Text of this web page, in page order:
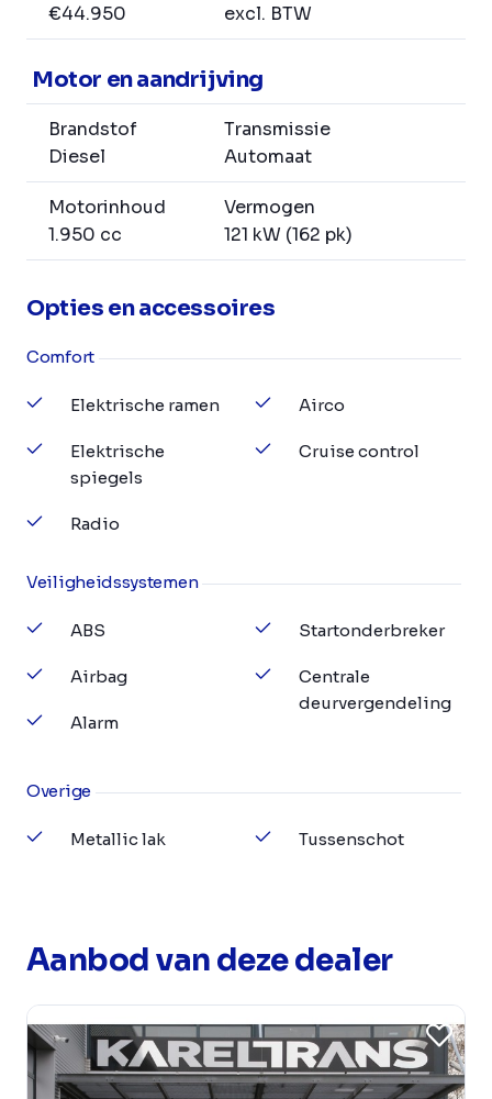
€44.950
excl. BTW
Motor en aandrijving
Brandstof
Diesel
Transmissie
Automaat
Motorinhoud
1.950 cc
Vermogen
121 kW (162 pk)
Opties en accessoires
Comfort
Elektrische ramen
Elektrische
spiegels
Radio
Airco
Cruise control
Veiligheidssystemen
ABS
Airbag
Alarm
Startonderbreker
Centrale
deurvergendeling
Overige
Metallic lak Tussenschot
Aanbod van deze dealer